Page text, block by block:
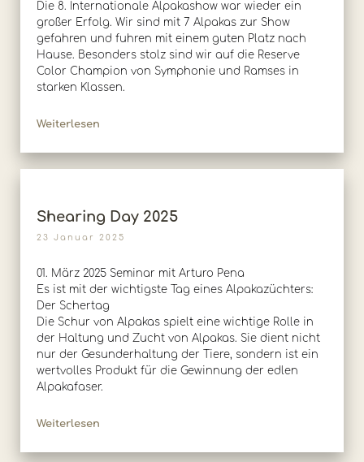
Die 8. Internationale Alpakashow war wieder ein
großer Erfolg. Wir sind mit 7 Alpakas zur Show
gefahren und fuhren mit einem guten Platz nach
Hause. Besonders stolz sind wir auf die Reserve
Color Champion von Symphonie und Ramses in
starken Klassen.
Weiterlesen
Shearing Day 2025
23 Januar 2025
01. März 2025 Seminar mit Arturo Pena
Es ist mit der wichtigste Tag eines Alpakazüchters:
Der Schertag
Die Schur von Alpakas spielt eine wichtige Rolle in
der Haltung und Zucht von Alpakas. Sie dient nicht
nur der Gesunderhaltung der Tiere, sondern ist ein
wertvolles Produkt für die Gewinnung der edlen
Alpakafaser.
Weiterlesen